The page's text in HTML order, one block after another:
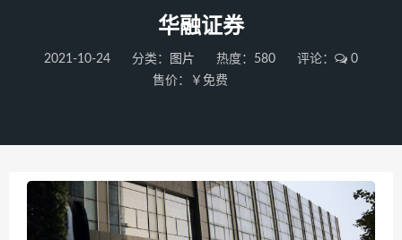
华融证券
2021-10-24 分类： 图片 热度：580 评论：
0
售价：￥免费